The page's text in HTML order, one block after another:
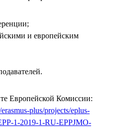
и европейским
Европейской Комиссии:
plus/projects/eplus-
1-2019-1-RU-EPPJMO-